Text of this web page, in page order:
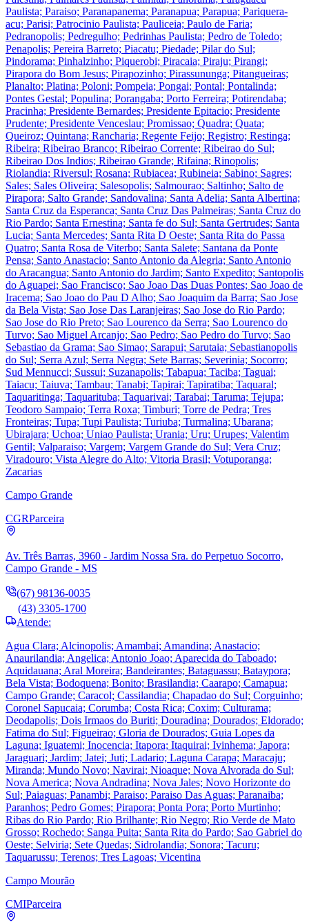
Paulista; Paraiso; Paranapanema; Paranapua; Parapua; Pariquera-
acu; Parisi; Patrocinio Paulista; Pauliceia; Paulo de Faria;
Pedranopolis; Pedregulho; Pedrinhas Paulista; Pedro de Toledo;
Penapolis; Pereira Barreto; Piacatu; Piedade; Pilar do Sul;
Pindorama; Pinhalzinho; Piquerobi; Piracaia; Piraju; Pirangi;
Pirapora do Bom Jesus; Pirapozinho; Pirassununga; Pitangueiras;
Planalto; Platina; Poloni; Pompeia; Pongai; Pontal; Pontalinda;
Pontes Gestal; Populina; Porangaba; Porto Ferreira; Potirendaba;
Pracinha; Presidente Bernardes; Presidente Epitacio; Presidente
Prudente; Presidente Venceslau; Promissao; Quadra; Quata;
Queiroz; Quintana; Rancharia; Regente Feijo; Registro; Restinga;
Ribeira; Ribeirao Branco; Ribeirao Corrente; Ribeirao do Sul;
Ribeirao Dos Indios; Ribeirao Grande; Rifaina; Rinopolis;
Riolandia; Riversul; Rosana; Rubiacea; Rubineia; Sabino; Sagres;
Sales; Sales Oliveira; Salesopolis; Salmourao; Saltinho; Salto de
Pirapora; Salto Grande; Sandovalina; Santa Adelia; Santa Albertina;
Santa Cruz da Esperanca; Santa Cruz Das Palmeiras; Santa Cruz do
Rio Pardo; Santa Ernestina; Santa fe do Sul; Santa Gertrudes; Santa
Lucia; Santa Mercedes; Santa Rita D Oeste; Santa Rita do Passa
Quatro; Santa Rosa de Viterbo; Santa Salete; Santana da Ponte
Pensa; Santo Anastacio; Santo Antonio da Alegria; Santo Antonio
do Aracangua; Santo Antonio do Jardim; Santo Expedito; Santopolis
do Aguapei; Sao Francisco; Sao Joao Das Duas Pontes; Sao Joao de
Iracema; Sao Joao do Pau D Alho; Sao Joaquim da Barra; Sao Jose
da Bela Vista; Sao Jose Das Laranjeiras; Sao Jose do Rio Pardo;
Sao Jose do Rio Preto; Sao Lourenco da Serra; Sao Lourenco do
Turvo; Sao Miguel Arcanjo; Sao Pedro; Sao Pedro do Turvo; Sao
Sebastiao da Grama; Sao Simao; Sarapui; Sarutaia; Sebastianopolis
do Sul; Serra Azul; Serra Negra; Sete Barras; Severinia; Socorro;
Sud Mennucci; Sussui; Suzanapolis; Tabapua; Taciba; Taguai;
Taiacu; Taiuva; Tambau; Tanabi; Tapirai; Tapiratiba; Taquaral;
Taquaritinga; Taquarituba; Taquarivai; Tarabai; Taruma; Tejupa;
Teodoro Sampaio; Terra Roxa; Timburi; Torre de Pedra; Tres
Fronteiras; Tupa; Tupi Paulista; Turiuba; Turmalina; Ubarana;
Ubirajara; Uchoa; Uniao Paulista; Urania; Uru; Urupes; Valentim
Gentil; Valparaiso; Vargem; Vargem Grande do Sul; Vera Cruz;
Viradouro; Vista Alegre do Alto; Vitoria Brasil; Votuporanga;
Zacarias
Campo Grande
CGRParceira
Av. Três Barras, 3960 - Jardim Nossa Sra. do Perpetuo Socorro,
Campo Grande - MS
(67) 98136-0035
(43) 3305-1700
Atende:
Agua Clara; Alcinopolis; Amambai; Amandina; Anastacio;
Anaurilandia; Angelica; Antonio Joao; Aparecida do Taboado;
Aquidauana; Aral Moreira; Bandeirantes; Bataguassu; Bataypora;
Bela Vista; Bodoquena; Bonito; Brasilandia; Caarapo; Camapua;
Campo Grande; Caracol; Cassilandia; Chapadao do Sul; Corguinho;
Coronel Sapucaia; Corumba; Costa Rica; Coxim; Culturama;
Deodapolis; Dois Irmaos do Buriti; Douradina; Dourados; Eldorado;
Fatima do Sul; Figueirao; Gloria de Dourados; Guia Lopes da
Laguna; Iguatemi; Inocencia; Itapora; Itaquirai; Ivinhema; Japora;
Jaraguari; Jardim; Jatei; Juti; Ladario; Laguna Carapa; Maracaju;
Miranda; Mundo Novo; Navirai; Nioaque; Nova Alvorada do Sul;
Nova America; Nova Andradina; Nova Jales; Novo Horizonte do
Sul; Paiaguas; Panambi; Paraiso; Paraiso Das Aguas; Paranaiba;
Paranhos; Pedro Gomes; Pirapora; Ponta Pora; Porto Murtinho;
Ribas do Rio Pardo; Rio Brilhante; Rio Negro; Rio Verde de Mato
Grosso; Rochedo; Sanga Puita; Santa Rita do Pardo; Sao Gabriel do
Oeste; Selviria; Sete Quedas; Sidrolandia; Sonora; Tacuru;
Taquarussu; Terenos; Tres Lagoas; Vicentina
Campo Mourão
CMIParceira